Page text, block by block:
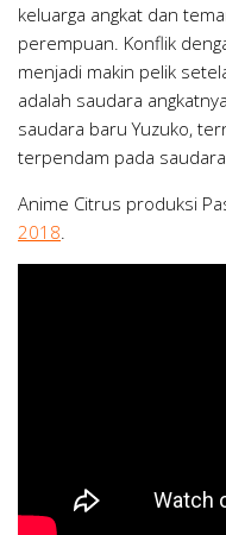
keluarga angkat dan
perempuan. Konflik
menjadi makin pelik
adalah saudara
saudara baru Yuzuko,
terpendam pada saudara
Anime Citrus produksi
2018